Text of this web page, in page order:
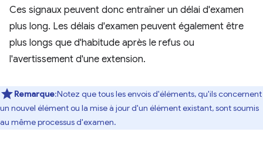
Ces signaux peuvent donc entraîner un délai d'examen
plus long. Les délais d'examen peuvent également être
plus longs que d'habitude après le refus ou
l'avertissement d'une extension.
Remarque:Notez que tous les envois d'éléments, qu'ils concernent
un nouvel élément ou la mise à jour d'un élément existant, sont soumis
au même processus d'examen.